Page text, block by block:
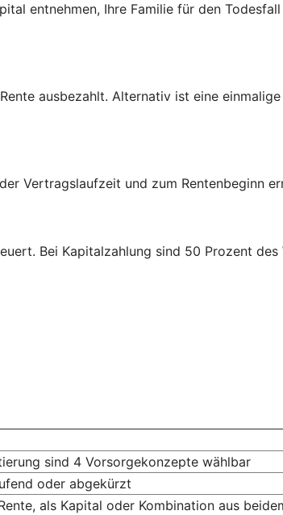
entnehmen, Ihre Familie für den
ausbezahlt. Alternativ ist eine
Vertrags­laufzeit und zum Renten­beginn
Bei Kapital­zahlung sind 50 Prozent
sind 4 Vorsorge­konzepte wählbar
oder abgekürzt
als Kapital oder Kombination aus